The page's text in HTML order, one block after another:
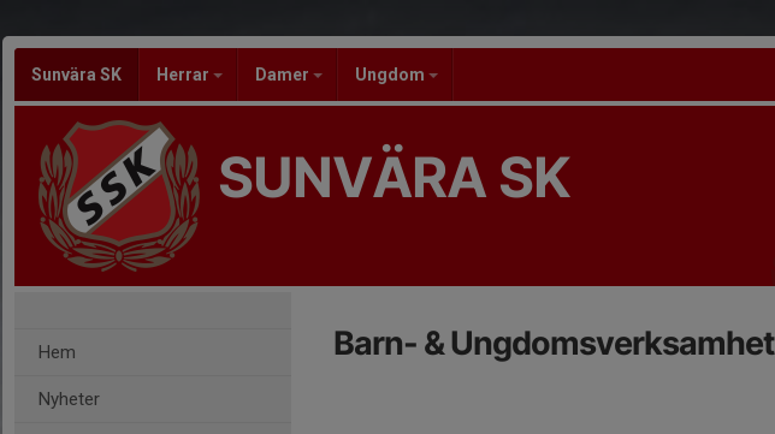
Sunvära SK Herrar Damer Ungdom
SUNVÄRA SK
Hem
Nyheter
Barn- & Ungdomsverksamhet